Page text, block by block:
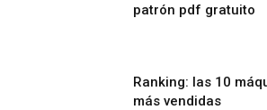
patrón pdf gratuito
Ranking: las 10
más vendidas